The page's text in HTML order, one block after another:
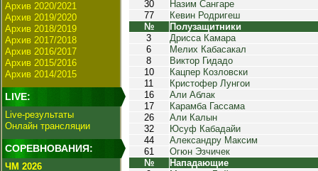
Архив 2020/2021
Архив 2019/2020
Архив 2018/2019
Архив 2017/2018
Архив 2016/2017
Архив 2015/2016
Архив 2014/2015
LIVE:
Live-результаты
Онлайн трансляции
СОРЕВНОВАНИЯ:
ЧМ 2026
30
Назим Сангаре
77
Кевин Родригеш
№
Полузащитники
3
Дрисса Камара
6
Мелих Кабасакал
8
Виктор Гидадо
10
Кацпер Козловски
11
Кристофер Лунгои
16
Али Аблак
17
Карамба Гассама
26
Али Калын
32
Юсуф Кабадайи
44
Александру Максим
61
Огюн Эзчичек
№
Нападающие